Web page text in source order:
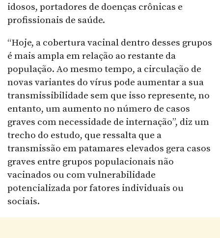
idosos, portadores de doenças crônicas e
profissionais de saúde.
“Hoje, a cobertura vacinal dentro desses grupos
é mais ampla em relação ao restante da
população. Ao mesmo tempo, a circulação de
novas variantes do vírus pode aumentar a sua
transmissibilidade sem que isso represente, no
entanto, um aumento no número de casos
graves com necessidade de internação”, diz um
trecho do estudo, que ressalta que a
transmissão em patamares elevados gera casos
graves entre grupos populacionais não
vacinados ou com vulnerabilidade
potencializada por fatores individuais ou
sociais.